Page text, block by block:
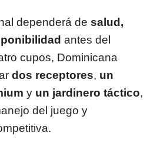
dependerá de salud,
antes del
cupos, Dominicana
dos receptores, un
y un jardinero táctico,
del juego y